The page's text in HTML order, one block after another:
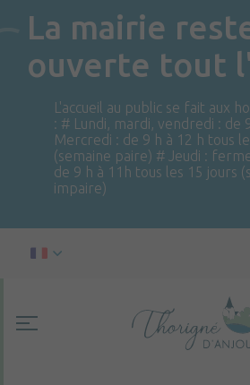
La mairie
ouverte tout
L'accueil au public se fait aux
: # Lundi, mardi, vendredi : de
Mercredi : de 9 h à 12 h tous
(semaine paire) # Jeudi :
de 9 h à 11h tous les 15 jours
impaire)